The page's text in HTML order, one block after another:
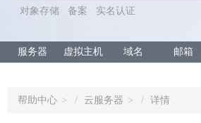
对象存储 备案 实名认证
服务器 虚拟主机 域名 邮箱
帮助中心 云服务器 详情